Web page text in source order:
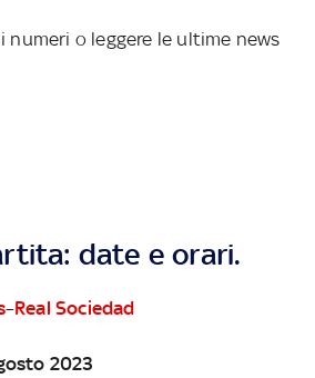
o leggere le ultime news
date e orari.
–Real Sociedad
2023